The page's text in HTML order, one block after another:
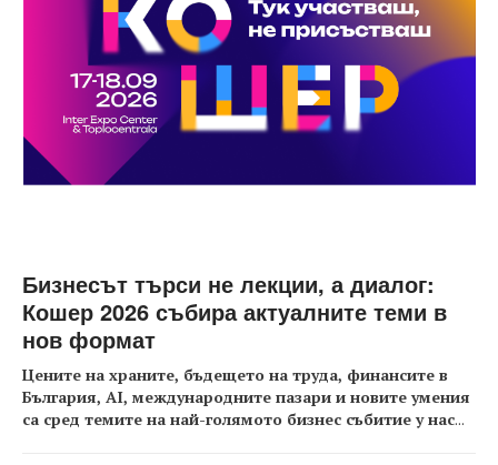
Бизнесът търси не лекции, а диалог:
Кошер 2026 събира актуалните теми в
нов формат
Цените на храните, бъдещето на труда, финансите в
България, AI, международните пазари и новите умения
са сред темите на най-голямото бизнес събитие у нас...